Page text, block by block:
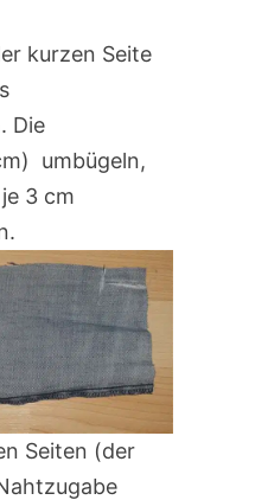
kurzen Seite
Die
umbügeln,
3 cm
Seiten (der